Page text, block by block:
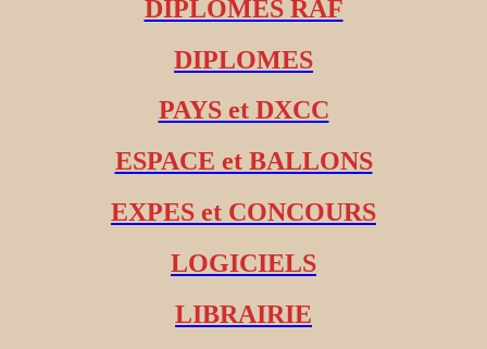
DIPLOMES RAF
DIPLOMES
PAYS et DXCC
ESPACE et BALLONS
EXPES et CONCOURS
LOGICIELS
LIBRAIRIE